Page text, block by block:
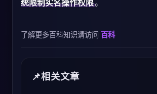
统限制实名操作权限。
了解更多百科知识请访问 百科
相关文章